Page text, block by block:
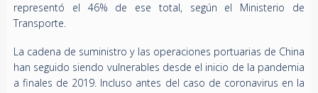
representó el 46% de ese total, según el Ministerio de
Transporte.
La cadena de suministro y las operaciones portuarias de China
han seguido siendo vulnerables desde el inicio de la pandemia
a finales de 2019. Incluso antes del caso de coronavirus en la